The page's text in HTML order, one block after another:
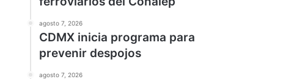
agosto 7, 2026
CDMX inicia programa para
prevenir despojos
agosto 7, 2026